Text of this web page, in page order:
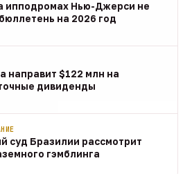
ипподромах Нью-Джерси не
на 2026 год
направит $122 млн на
дивиденды
суд Бразилии рассмотрит
гэмблинга